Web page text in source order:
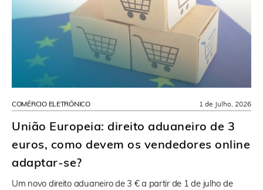
COMÉRCIO ELETRÓNICO
União Europeia: direito aduaneiro de 3
euros, como devem os vendedores online
adaptar-se?
Um novo direito aduaneiro de 3 € a partir de 1 de julho de
1 de Julho, 2026